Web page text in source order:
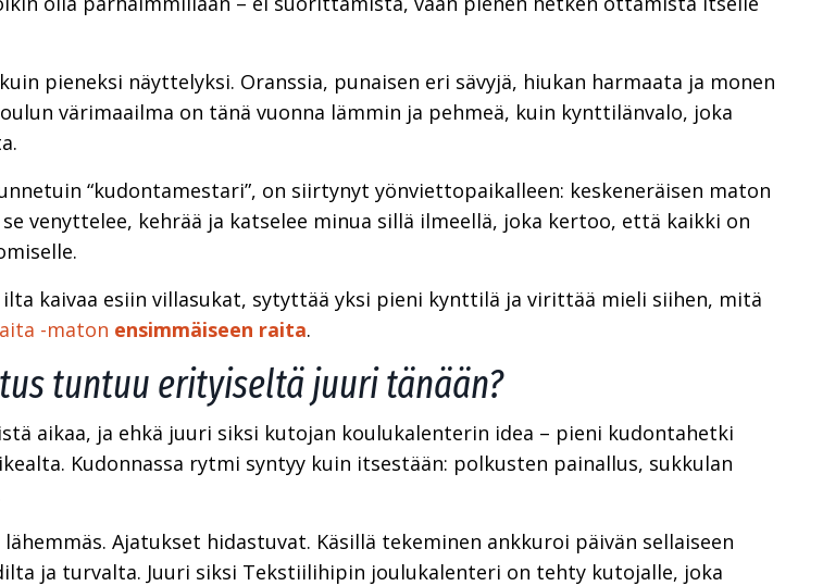
pieneksi näyttelyksi. Oranssia, punaisen eri sävyjä, hiukan harmaata ja monen
värimaailma on tänä vuonna lämmin ja pehmeä, kuin kynttilänvalo, joka
“kudontamestari”, on siirtynyt yönviettopaikalleen: keskeneräisen maton
venyttelee, kehrää ja katselee minua sillä ilmeellä, joka kertoo, että kaikki on
kaivaa esiin villasukat, sytyttää yksi pieni kynttilä ja virittää mieli siihen, mitä
-maton ensimmäiseen raita.
tuntuu erityiseltä juuri tänään?
aikaa, ja ehkä juuri siksi kutojan koulukalenterin idea – pieni kudontahetki
Kudonnassa rytmi syntyy kuin itsestään: polkusten painallus, sukkulan
Ajatukset hidastuvat. Käsillä tekeminen ankkuroi päivän sellaiseen
ja turvalta. Juuri siksi Tekstiilihipin joulukalenteri on tehty kutojalle, joka